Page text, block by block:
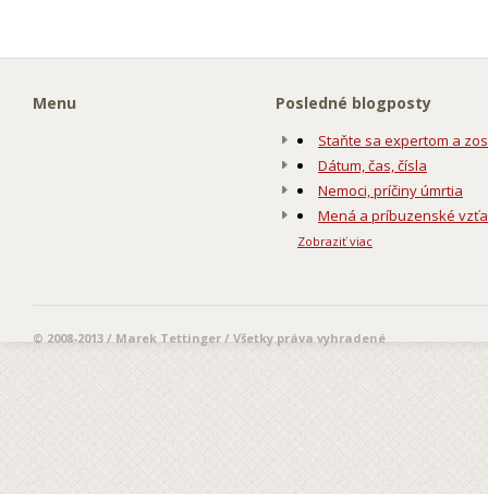
Menu Posledné blogposty
Staňte sa expertom a
Dátum, čas, čísla
Nemoci, príčiny úmrtia
Mená a príbuzenské
Zobraziť viac
© 2008-2013 / Marek Tettinger / Všetky práva vyhradené